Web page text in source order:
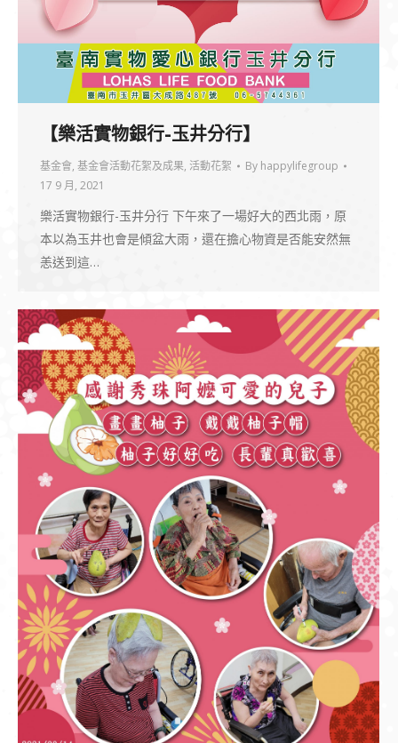
【樂活實物銀行-玉井分行】
基金會, 基金會活動花絮及成果, 活動花絮 By happylifegroup
17 9 月, 2021
樂活實物銀行-玉井分行 下午來了一場好大的西北雨，原
本以為玉井也會是傾盆大雨，還在擔心物資是否能安然無
恙送到這…